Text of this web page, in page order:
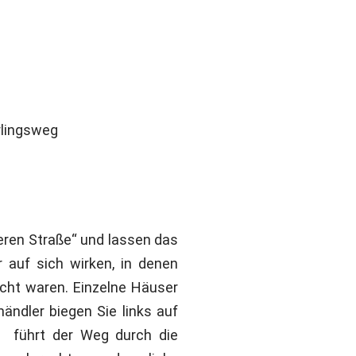
Straße“ und lassen das
auf sich wirken, in denen
waren. Einzelne Häuser
biegen Sie links auf
führt der Weg durch die